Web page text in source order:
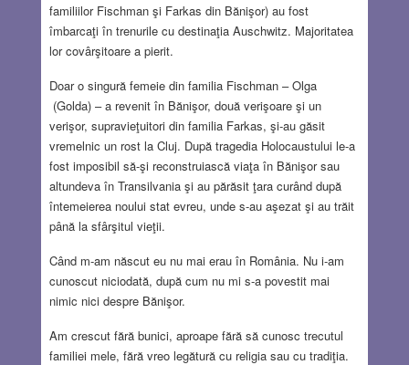
familiilor Fischman şi Farkas din Bănişor) au fost
îmbarcaţi în trenurile cu destinaţia Auschwitz. Majoritatea
lor covârşitoare a pierit.
Doar o singură femeie din familia Fischman – Olga
(Golda) – a revenit în Bănişor, două verişoare şi un
verişor, supravieţuitori din familia Farkas, şi-au găsit
vremelnic un rost la Cluj. După tragedia Holocaustului le-a
fost imposibil să-şi reconstruiască viaţa în Bănişor sau
altundeva în Transilvania şi au părăsit ţara curând după
întemeierea noului stat evreu, unde s-au aşezat şi au trăit
până la sfârşitul vieţii.
Când m-am născut eu nu mai erau în România. Nu i-am
cunoscut niciodată, după cum nu mi s-a povestit mai
nimic nici despre Bănişor.
Am crescut fără bunici, aproape fără să cunosc trecutul
familiei mele, fără vreo legătură cu religia sau cu tradiţia.